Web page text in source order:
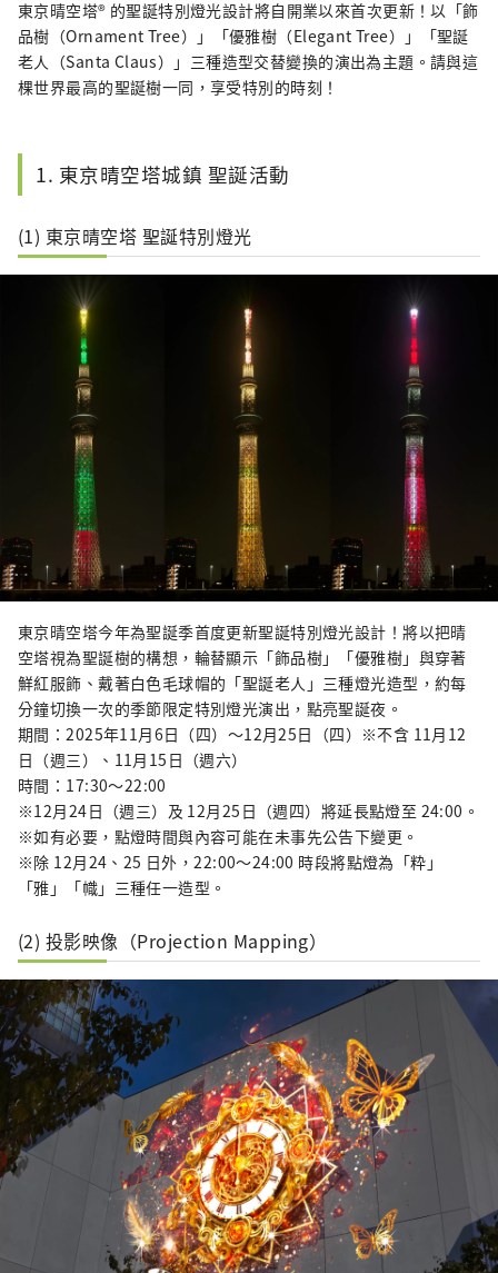
東京晴空塔® 的聖誕特別燈光設計將自開業以來首次更新！以「飾
品樹（Ornament Tree）」「優雅樹（Elegant Tree）」「聖誕
老人（Santa Claus）」三種造型交替變換的演出為主題。請與這
棵世界最高的聖誕樹一同，享受特別的時刻！
1. 東京晴空塔城鎮 聖誕活動
(1) 東京晴空塔 聖誕特別燈光
東京晴空塔今年為聖誕季首度更新聖誕特別燈光設計！將以把晴
空塔視為聖誕樹的構想，輪替顯示「飾品樹」「優雅樹」與穿著
鮮紅服飾、戴著白色毛球帽的「聖誕老人」三種燈光造型，約每
分鐘切換一次的季節限定特別燈光演出，點亮聖誕夜。
期間：2025年11月6日（四）〜12月25日（四）※不含 11月12
日（週三）、11月15日（週六）
時間：17:30〜22:00
※12月24日（週三）及 12月25日（週四）將延長點燈至 24:00。
※如有必要，點燈時間與內容可能在未事先公告下變更。
※除 12月24、25 日外，22:00〜24:00 時段將點燈為「粋」
「雅」「幟」三種任一造型。
(2) 投影映像（Projection Mapping）